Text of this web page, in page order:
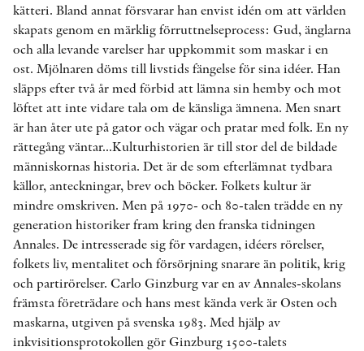
kätteri. Bland annat försvarar han envist idén om att världen
skapats genom en märklig förruttnelseprocess: Gud, änglarna
och alla levande varelser har uppkommit som maskar i en
ost. Mjölnaren döms till livstids fängelse för sina idéer. Han
släpps efter två år med förbid att lämna sin hemby och mot
löftet att inte vidare tala om de känsliga ämnena. Men snart
är han åter ute på gator och vägar och pratar med folk. En ny
rättegång väntar...Kulturhistorien är till stor del de bildade
människornas historia. Det är de som efterlämnat tydbara
källor, anteckningar, brev och böcker. Folkets kultur är
mindre omskriven. Men på 1970- och 80-talen trädde en ny
generation historiker fram kring den franska tidningen
Annales. De intresserade sig för vardagen, idéers rörelser,
folkets liv, mentalitet och försörjning snarare än politik, krig
och partirörelser. Carlo Ginzburg var en av Annales-skolans
främsta företrädare och hans mest kända verk är Osten och
maskarna, utgiven på svenska 1983. Med hjälp av
inkvisitionsprotokollen gör Ginzburg 1500-talets